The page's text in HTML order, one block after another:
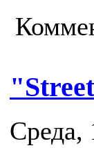
Среда,